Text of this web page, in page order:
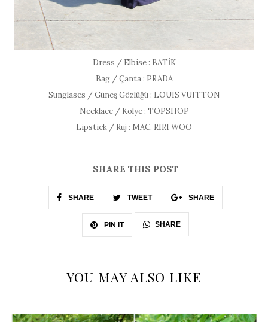
Dress / Elbise : BATİK
Bag / Çanta : PRADA
Sunglases / Güneş Gözlüğü : LOUIS VUITTON
Necklace / Kolye : TOPSHOP
Lipstick / Ruj : MAC. RIRI WOO
SHARE THIS POST
SHARE TWEET SHARE
PIN IT SHARE
YOU MAY ALSO LIKE